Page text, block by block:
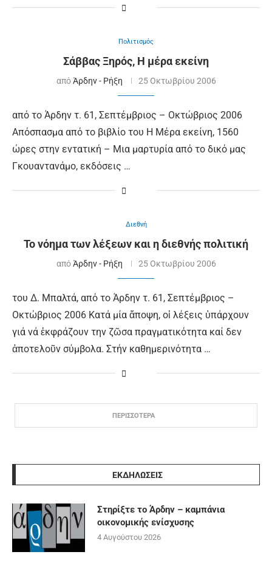
Πολιτισμός
Σάββας Ξηρός, Η μέρα εκείνη
απόΆρδην - Ρήξη 25 Οκτωβρίου 2006
από το Άρδην τ. 61, Σεπτέμβριος – Οκτώβριος 2006
Απόσπασμα από το βιβλίο του Η Μέρα εκείνη, 1560
ώρες στην εντατική – Μια μαρτυρία από το δικό μας
Γκουαντανάμο, εκδόσεις …
Διεθνή
Το νόημα των λέξεων και η διεθνής πολιτική
απόΆρδην - Ρήξη 25 Οκτωβρίου 2006
του Δ. Μπαλτά, από το Άρδην τ. 61, Σεπτέμβριος –
Οκτώβριος 2006 Κατά μία ἄποψη, οἱ λέξεις ὑπάρχουν
γιά νά ἐκφράζουν την ζῶσα πραγματικότητα καί δεν
ἀποτελοῦν σύμβολα. Στήν καθημερινότητα …
ΠΕΡΙΣΣΟΤΕΡΑ
ΕΚΔΗΛΩΣΕΙΣ
Στηρίξτε το Άρδην – καμπάνια
οικονομικής ενίσχυσης
4 Αυγούστου 2026